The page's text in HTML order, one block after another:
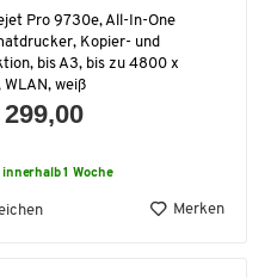
Pro 9730e, All-In-One
Kopier- und
bis A3, bis zu 4800 x
WLAN, weiß
innerhalb 1 Woche
Merken